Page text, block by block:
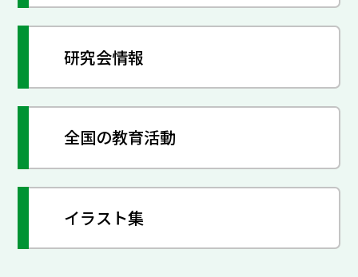
研究会情報
全国の教育活動
イラスト集